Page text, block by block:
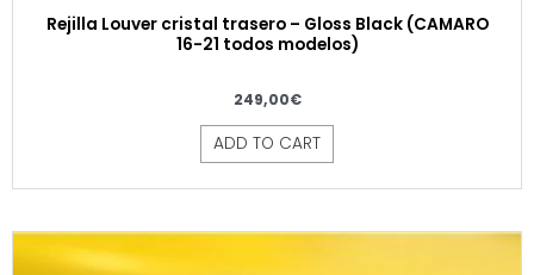
Rejilla Louver cristal trasero – Gloss Black (CAMARO
16-21 todos modelos)
249,00€
ADD TO CART